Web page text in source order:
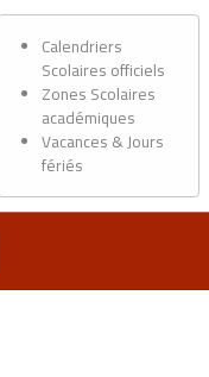
Calendriers
Scolaires officiels
Zones Scolaires
académiques
Vacances & Jours
fériés